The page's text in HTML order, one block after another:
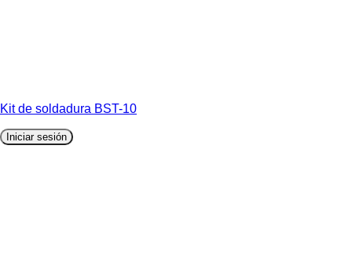
Kit de soldadura BST-10
Iniciar sesión